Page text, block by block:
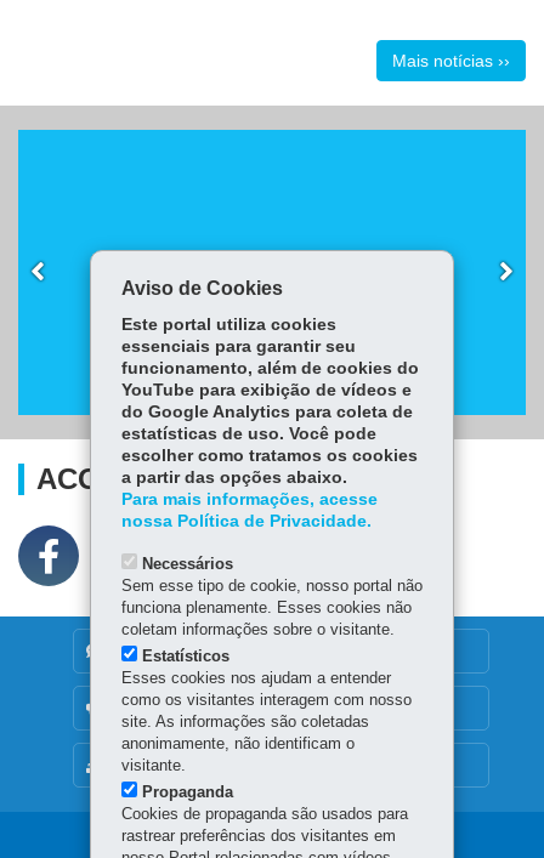
Mais notícias ››
ACOMPANHE
MAPA DO SITE
DENUNCIE CORRUPÇÃO
OUVIDORIA
Aviso de Cookies
Este portal utiliza cookies
essenciais para garantir seu
funcionamento, além de cookies do
YouTube para exibição de vídeos e
do Google Analytics para coleta de
estatísticas de uso. Você pode
escolher como tratamos os cookies
a partir das opções abaixo.
Para mais informações, acesse
nossa Política de Privacidade.
Necessários
Sem esse tipo de cookie, nosso portal não
funciona plenamente. Esses cookies não
coletam informações sobre o visitante.
Estatísticos
Esses cookies nos ajudam a entender
como os visitantes interagem com nosso
site. As informações são coletadas
anonimamente, não identificam o
visitante.
Propaganda
Cookies de propaganda são usados para
rastrear preferências dos visitantes em